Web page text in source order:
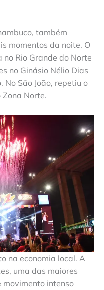
também
momentos da noite. O
Rio Grande do Norte
no Ginásio Nélio Dias
São João, repetiu o
Norte.
na economia local. A
uma das maiores
movimento intenso